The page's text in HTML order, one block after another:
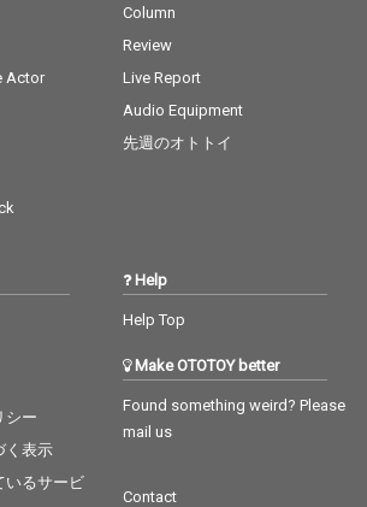
Actor
Column
Review
Live Report
Audio Equipment
先週のオトトイ
シー
く表示
いるサービ
Help
Help Top
Make OTOTOY better
Found something weird? Please
mail us
Contact